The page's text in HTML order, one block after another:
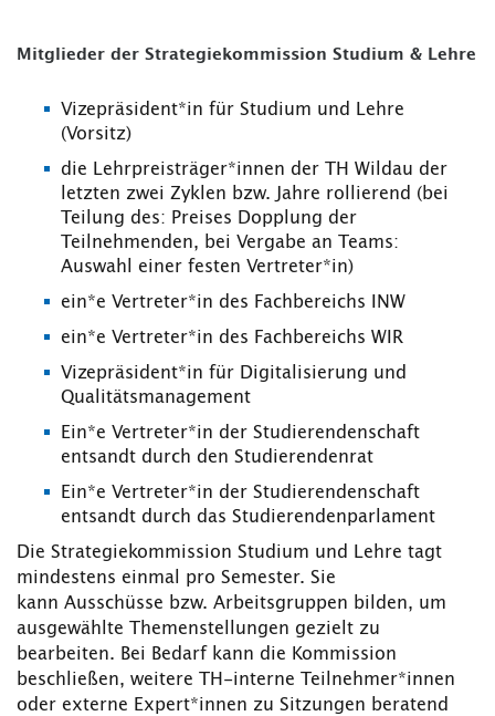
Mitglieder der Strategiekommission Studium & Lehre
Vizepräsident*in für Studium und Lehre
(Vorsitz)
die Lehrpreisträger*innen der TH Wildau der
letzten zwei Zyklen bzw. Jahre rollierend (bei
Teilung des: Preises Dopplung der
Teilnehmenden, bei Vergabe an Teams:
Auswahl einer festen Vertreter*in)
ein*e Vertreter*in des Fachbereichs INW
ein*e Vertreter*in des Fachbereichs WIR
Vizepräsident*in für Digitalisierung und
Qualitätsmanagement
Ein*e Vertreter*in der Studierendenschaft
entsandt durch den Studierendenrat
Ein*e Vertreter*in der Studierendenschaft
entsandt durch das Studierendenparlament
Die Strategiekommission Studium und Lehre tagt
mindestens einmal pro Semester. Sie
kann Ausschüsse bzw. Arbeitsgruppen bilden, um
ausgewählte Themenstellungen gezielt zu
bearbeiten. Bei Bedarf kann die Kommission
beschließen, weitere TH-interne Teilnehmer*innen
oder externe Expert*innen zu Sitzungen beratend